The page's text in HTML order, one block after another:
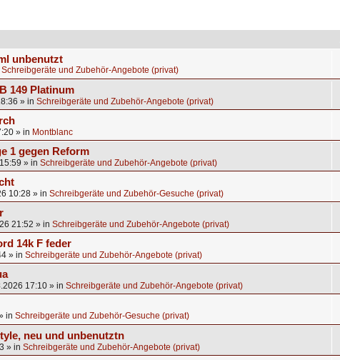
unbenutzt
Schreibgeräte und Zubehör-Angebote (privat)
149 Platinum
» in Schreibgeräte und Zubehör-Angebote (privat)
» in Montblanc
1 gegen Reform
» in Schreibgeräte und Zubehör-Angebote (privat)
10:28 » in Schreibgeräte und Zubehör-Gesuche (privat)
21:52 » in Schreibgeräte und Zubehör-Angebote (privat)
14k F feder
» in Schreibgeräte und Zubehör-Angebote (privat)
17:10 » in Schreibgeräte und Zubehör-Angebote (privat)
in Schreibgeräte und Zubehör-Gesuche (privat)
neu und unbenutztn
» in Schreibgeräte und Zubehör-Angebote (privat)